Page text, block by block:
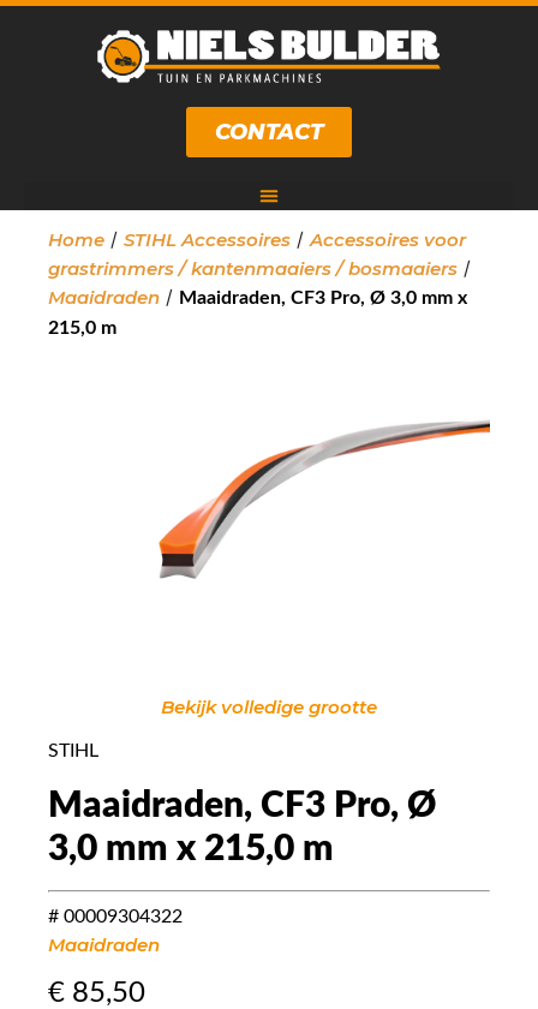
CONTACT
Home / STIHL Accessoires / Accessoires voor
grastrimmers / kantenmaaiers / bosmaaiers /
Maaidraden / Maaidraden, CF3 Pro, Ø 3,0 mm x
215,0 m
Bekijk volledige grootte
STIHL
Maaidraden, CF3 Pro, Ø
3,0 mm x 215,0 m
# 00009304322
Maaidraden
€ 85,50